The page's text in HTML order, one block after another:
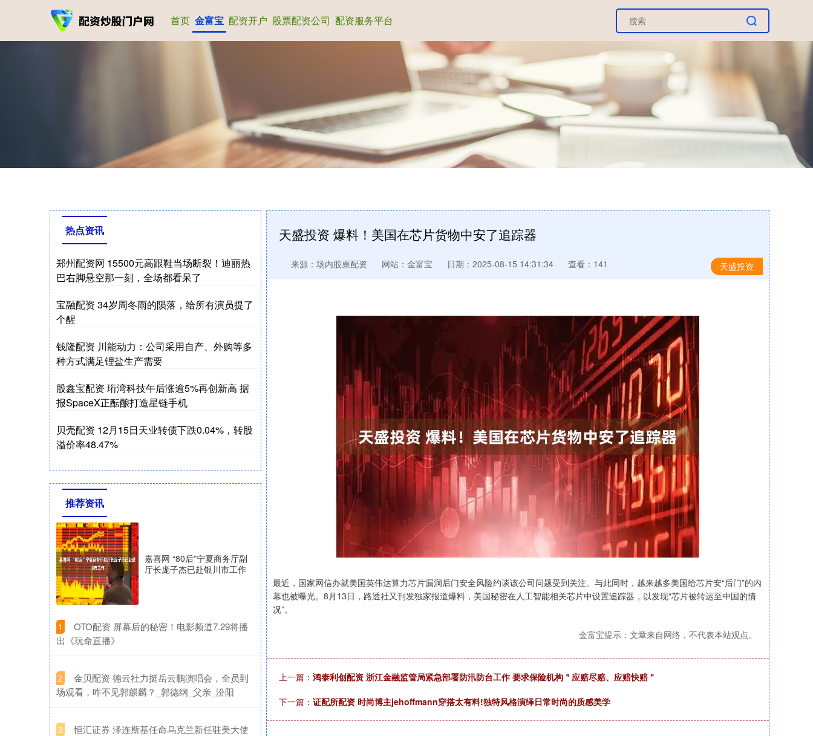
首页 金富宝 配资开户 股票配资公司 配资服务平台
天盛投资 爆料！美国在芯片货物中安了追踪器
天盛投资
来源：场内股票配资 网站：金富宝 日期：2025-08-15 14:31:34 查看：141
最近，国家网信办就美国英伟达算力芯片漏洞后门安全风险约谈该公司问题受到关注。与此同时，越来越多美国给芯片安“后门”的内
幕也被曝光。8月13日，路透社又刊发独家报道爆料，美国秘密在人工智能相关芯片中设置追踪器，以发现“芯片被转运至中国的情
况”。
金富宝提示：文章来自网络，不代表本站观点。
上一篇： 鸿泰利创配资 浙江金融监管局紧急部署防汛防台工作 要求保险机构＂应赔尽赔、应赔快赔＂​
下一篇： 证配所配资 时尚博主jehoffmann穿搭太有料!独特风格演绎日常时尚的质感美学
热点资讯
郑州配资网 15500元高跟鞋当场断裂！迪丽热
巴右脚悬空那一刻，全场都看呆了
宝融配资 34岁周冬雨的陨落，给所有演员提了
个醒
钱隆配资 川能动力：公司采用自产、外购等多
种方式满足锂盐生产需要
股鑫宝配资 珩湾科技午后涨逾5%再创新高 据
报SpaceX正酝酿打造星链手机
贝壳配资 12月15日天业转债下跌0.04%，转股
溢价率48.47%
推荐资讯
嘉喜网 “80后”宁夏商务厅副
厅长庞子杰已赴银川市工作
1
​OTO配资 屏幕后的秘密！电影频道7.29将播
出《玩命直播》
2
​金贝配资 德云社力挺岳云鹏演唱会，全员到
场观看，咋不见郭麒麟？_郭德纲_父亲_汾阳
3
​恒汇证券 泽连斯基任命乌克兰新任驻美大使